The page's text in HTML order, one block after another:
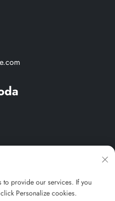
to provide our services. If you
Personalize cookies.